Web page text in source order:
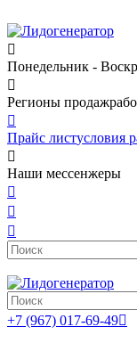
Понедельник -
Регионы продаж
Прайс листусловия
Наши мессенжеры
+7 (967) 017-69-49